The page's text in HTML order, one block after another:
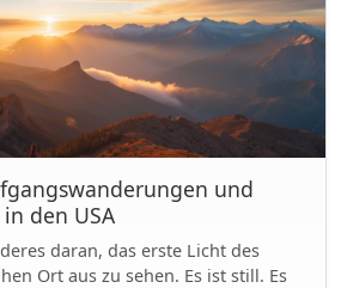
und
den USA
daran, das erste Licht des
Ort aus zu sehen. Es ist still. Es